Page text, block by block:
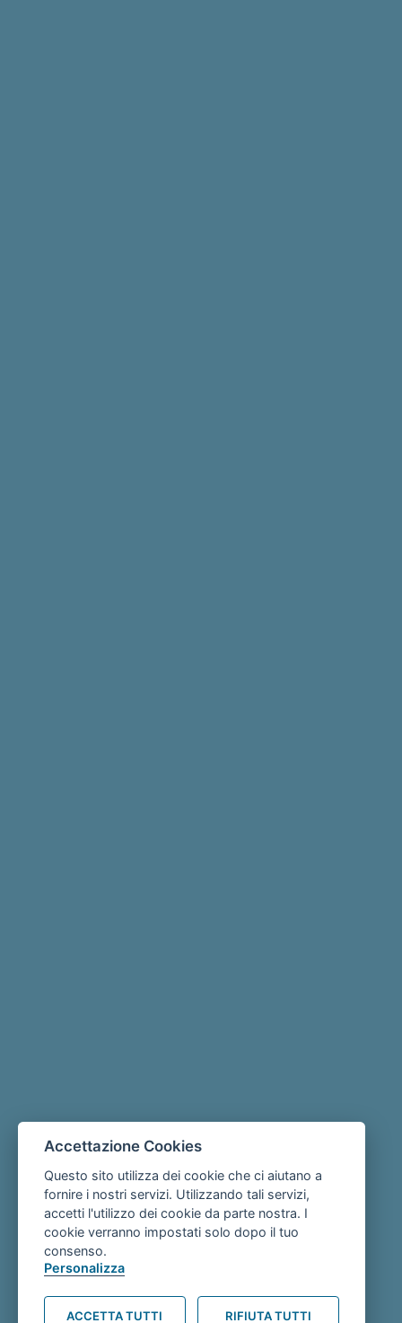
Accettazione Cookies
Questo sito utilizza dei cookie che ci aiutano a
fornire i nostri servizi. Utilizzando tali servizi,
accetti l'utilizzo dei cookie da parte nostra. I
cookie verranno impostati solo dopo il tuo
consenso.
Personalizza
ACCETTA TUTTI RIFIUTA TUTTI